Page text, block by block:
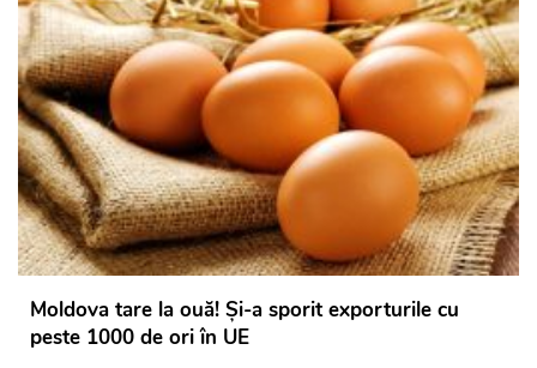
Moldova tare la ouă! Și-a sporit exporturile cu
peste 1000 de ori în UE